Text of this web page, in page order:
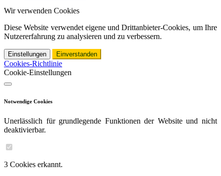
Wir verwenden Cookies
Diese Website verwendet eigene und Drittanbieter-Cookies, um Ihre
Nutzererfahrung zu analysieren und zu verbessern.
Einstellungen Einverstanden
Cookies-Richtlinie
Cookie-Einstellungen
Notwendige Cookies
Unerlässlich für grundlegende Funktionen der Website und nicht
deaktivierbar.
3 Cookies erkannt.